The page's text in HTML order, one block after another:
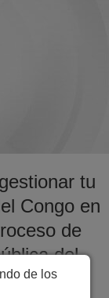
tu
Congo en
de
del
de los